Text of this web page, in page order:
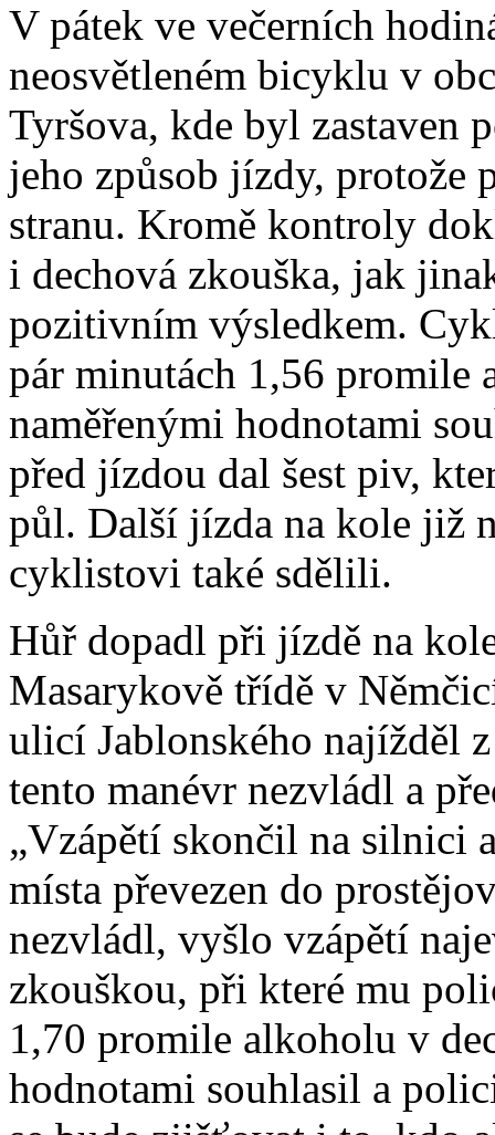
V pátek ve večerních
neosvětleném bicyklu v
Tyršova, kde byl zastaven
jeho způsob jízdy, protože
stranu. Kromě kontroly
i dechová zkouška, jak
pozitivním výsledkem.
pár minutách 1,56 promile
naměřenými hodnotami
před jízdou dal šest piv,
půl. Další jízda na kole již
cyklistovi také sdělili.
Hůř dopadl při jízdě na
Masarykově třídě v
ulicí Jablonského najížděl
tento manévr nezvládl a
„Vzápětí skončil na silnici
místa převezen do
nezvládl, vyšlo vzápětí
zkouškou, při které mu
1,70 promile alkoholu v
hodnotami souhlasil a